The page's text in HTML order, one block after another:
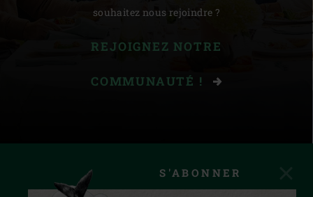
souhaitez nous rejoindre ?
REJOIGNEZ NOTRE
COMMUNAUTÉ !
S'ABONNER